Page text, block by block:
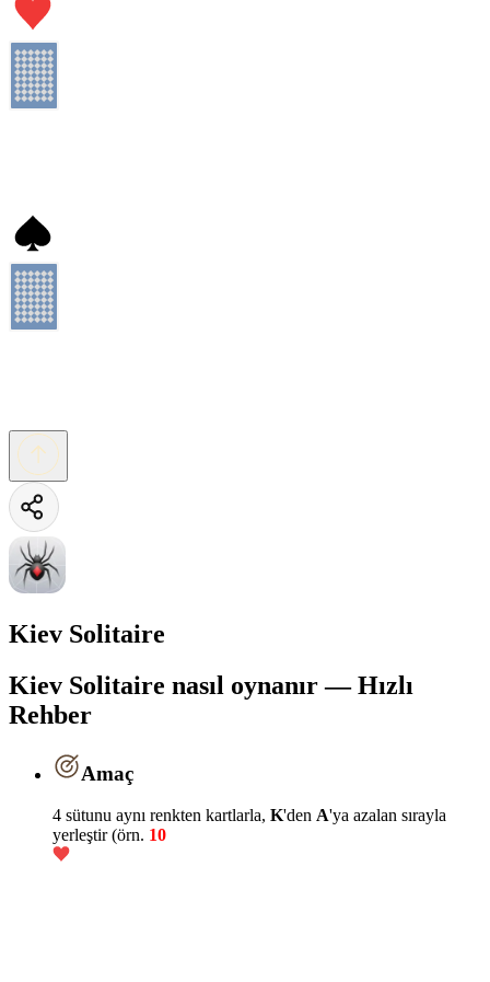
Kiev Solitaire
Kiev Solitaire nasıl oynanır — Hızlı
Rehber
Amaç
4 sütunu aynı renkten kartlarla, K'den A'ya azalan sırayla
yerleştir (örn. 10